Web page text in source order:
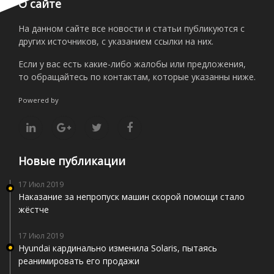
О сайте
На данном сайте все новости и статьи публикуются с
других источников, с указанием ссылки на них.
Если у вас есть какие-либо жалобы или предложения,
то обращайтесь по контактам, которые указанны ниже.
Powered by
Новые публикации
17 Июл 2019
Наказание за непропуск машин скорой помощи стало
жёстче
17 Июл 2019
Hyundai кардинально изменила Solaris, пытаясь
реанимировать его продажи